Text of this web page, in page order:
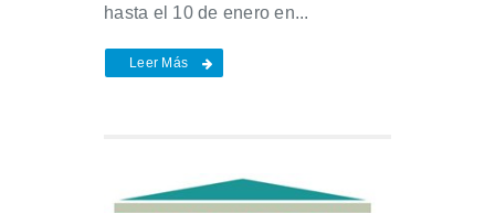
hasta el 10 de enero en...
Leer Más